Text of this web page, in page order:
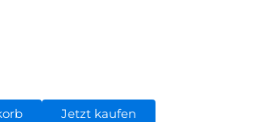
Jetzt kaufen